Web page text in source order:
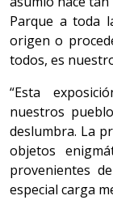
Parque a toda
origen o
todos, es
“Esta
nuestros
deslumbra. La
objetos
provenientes
especial carga